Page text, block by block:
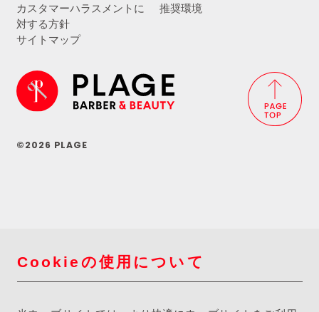
カスタマーハラスメントに
対する方針
推奨環境
サイトマップ
©2026 PLAGE
Cookieの使用について